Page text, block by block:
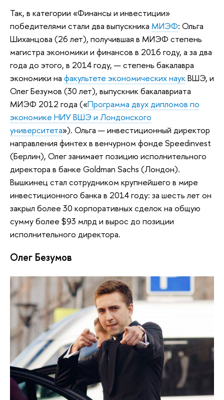
Так, в категории «Финансы и инвестиции»
победителями стали два выпускника МИЭФ: Ольга
Шиханцова (26 лет), получившая в МИЭФ степень
магистра экономики и финансов в 2016 году, а за два
года до этого, в 2014 году, — степень бакалавра
экономики на факультете экономических наукВШЭ, и
Олег Безумов (30 лет), выпускник бакалавриата
МИЭФ 2012 года («Программа двух дипломов по
экономике НИУ ВШЭ и Лондонского
университета»). Ольга — инвестиционный директор
направления финтех в венчурном фонде Speedinvest
(Берлин), Олег занимает позицию исполнительного
директора в банке Goldman Sachs (Лондон).
Вышкинец стал сотрудником крупнейшего в мире
инвестиционного банка в 2014 году: за шесть лет он
закрыл более 30 корпоративных сделок на общую
сумму более $93 млрд и вырос до позиции
исполнительного директора.
Олег Безумов